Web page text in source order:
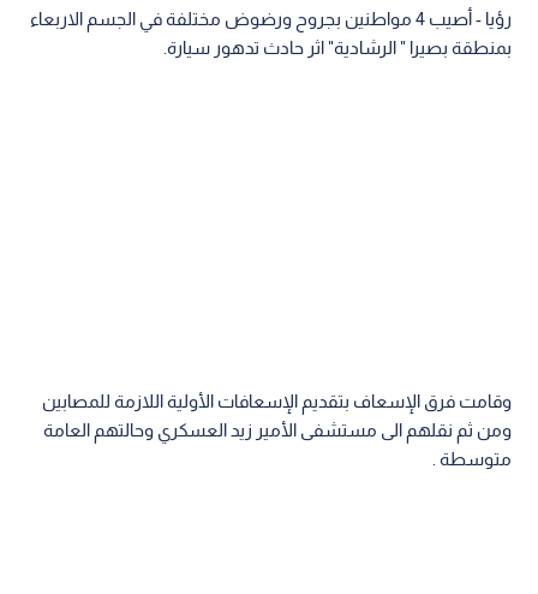
رؤيا - أصيب 4 مواطنين بجروح ورضوض مختلفة في الجسم الاربعاء
بمنطقة بصيرا " الرشادية" اثر حادث تدهور سيارة.
وقامت فرق الإسعاف بتقديم الإسعافات الأولية اللازمة للمصابين
ومن ثم نقلهم الى مستشفى الأمير زيد العسكري وحالتهم العامة
متوسطة .